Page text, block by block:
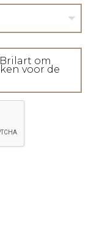
om
voor de